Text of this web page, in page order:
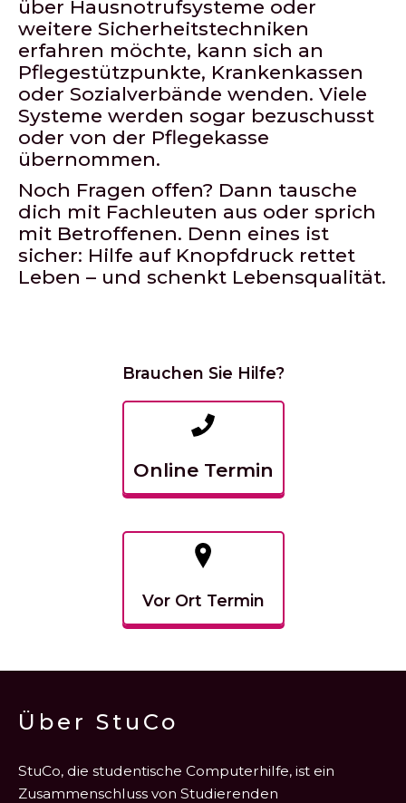
über Hausnotrufsysteme oder
weitere Sicherheitstechniken
erfahren möchte, kann sich an
Pflegestützpunkte, Krankenkassen
oder Sozialverbände wenden. Viele
Systeme werden sogar bezuschusst
oder von der Pflegekasse
übernommen.
Noch Fragen offen? Dann tausche
dich mit Fachleuten aus oder sprich
mit Betroffenen. Denn eines ist
sicher: Hilfe auf Knopfdruck rettet
Leben – und schenkt Lebensqualität.
Brauchen Sie Hilfe?
Online Termin
Vor Ort Termin
Über StuCo
StuCo, die studentische Computerhilfe, ist ein
Zusammenschluss von Studierenden